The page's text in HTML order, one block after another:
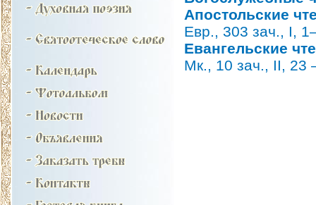
Апостольские
Евр., 303 зач., I,
Евангельские
Мк., 10 зач., II, 23